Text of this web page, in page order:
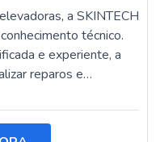
a SKINTECH
técnico.
e experiente, a
reparos e